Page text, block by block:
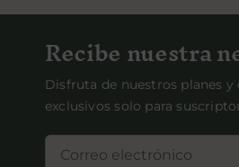
Recibe nuestra
Disfruta de nuestros planes y
exclusivos solo para